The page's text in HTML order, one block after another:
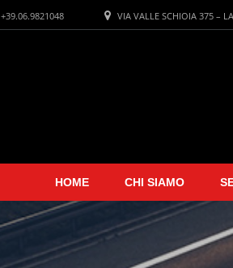
VIA VALLE SCHIOIA 375 –
+39.06.9821048
HOME CHI SIAMO